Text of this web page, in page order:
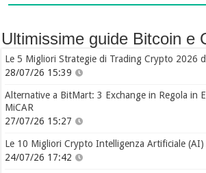
Ultimissime guide Bitcoin e
Le 5 Migliori Strategie di Trading Crypto 2026
28/07/26 15:39
Alternative a BitMart: 3 Exchange in Regola in
MiCAR
27/07/26 15:27
Le 10 Migliori Crypto Intelligenza Artificiale
24/07/26 17:42